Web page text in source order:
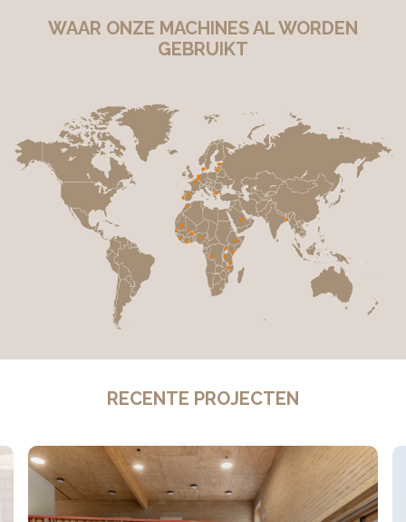
WAAR ONZE MACHINES AL WORDEN
GEBRUIKT
RECENTE PROJECTEN